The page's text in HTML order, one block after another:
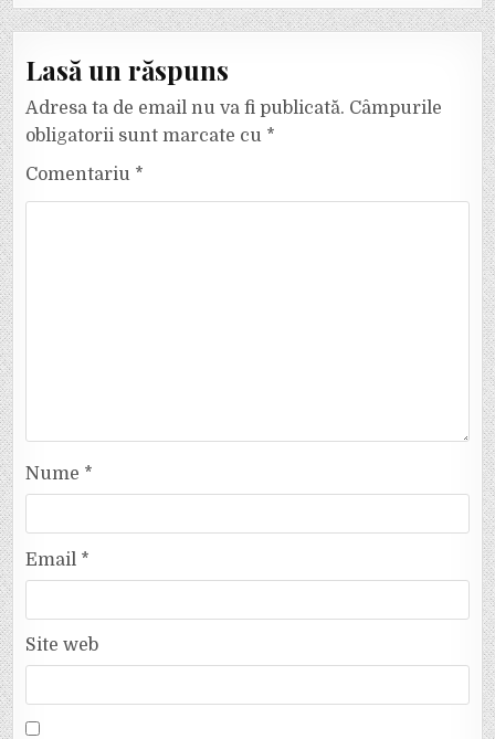
Lasă un răspuns
Adresa ta de email nu va fi publicată. Câmpurile
obligatorii sunt marcate cu *
Comentariu *
Nume *
Email *
Site web